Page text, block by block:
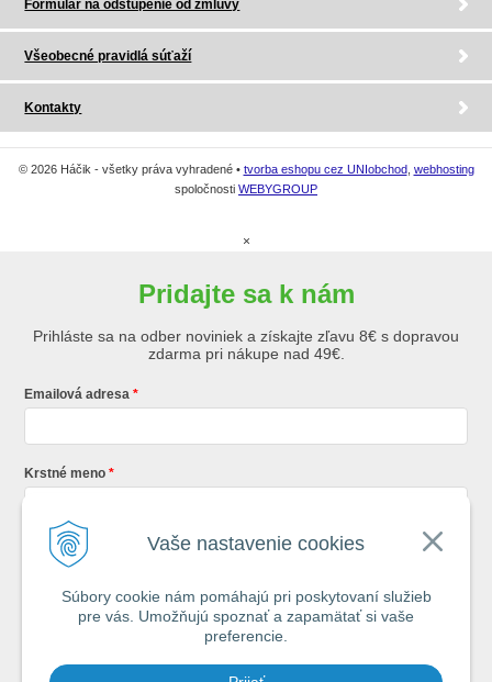
Vaše nastavenie cookies
Súbory cookie nám pomáhajú pri poskytovaní služieb
pre vás. Umožňujú spoznať a zapamätať si vaše
preferencie.
Formulár na odstúpenie od zmluvy
Všeobecné pravidlá súťaží
Kontakty
© 2026 Háčik - všetky práva vyhradené • tvorba eshopu cez UNIobchod, webhosting
spoločnosti WEBYGROUP
×
Pridajte sa k nám
Prihláste sa na odber noviniek a získajte zľavu 8€ s dopravou
zdarma pri nákupe nad 49€.
Emailová adresa
Krstné meno
Registráciou súhlasíte so
Každý týždeň si od nás nájdete v schránke : 1x Rybársky Poradca a 1x